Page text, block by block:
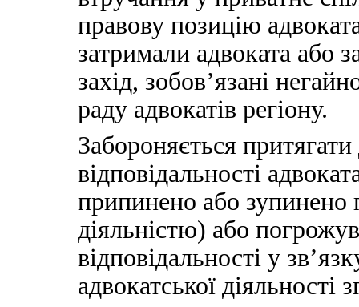
правову позицію
затримали адвоката або
захід, зобов’язані
раду адвокатів регіону.
Забороняється
відповідальності
припинено або зупинено
діяльністю) або
відповідальності у
адвокатської діяльності